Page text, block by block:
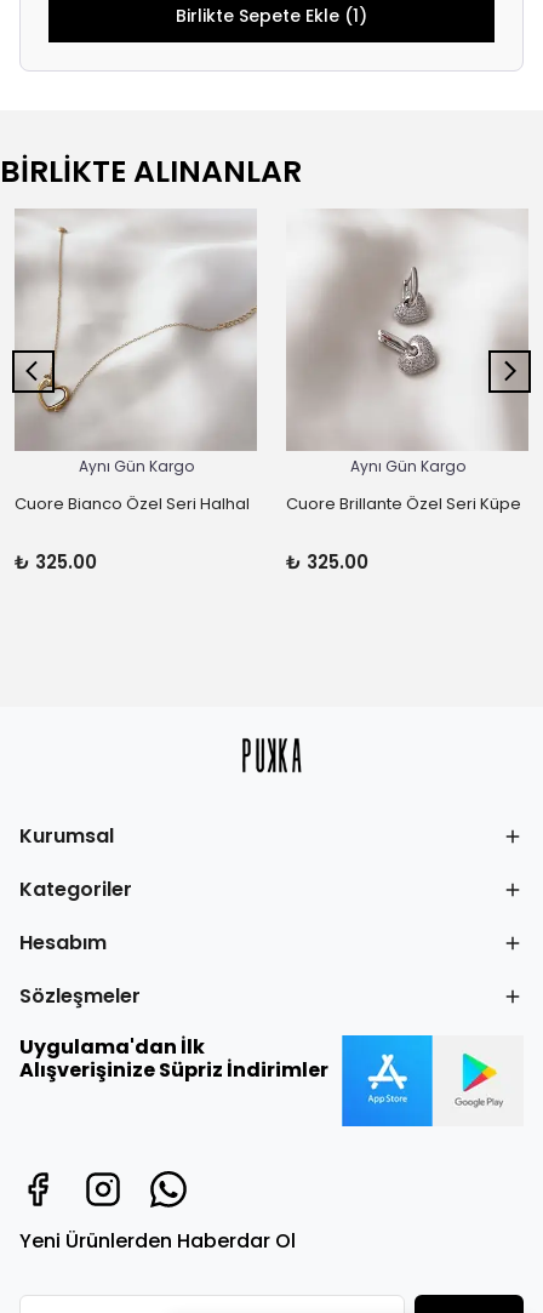
Birlikte Sepete Ekle (1)
BİRLİKTE ALINANLAR
Aynı Gün Kargo
Cuore Bianco Özel Seri Halhal
₺ 325.00
Aynı Gün Kargo
Cuore Brillante Özel Seri Küpe
₺ 325.00
Kurumsal
Kategoriler
Hesabım
Sözleşmeler
Uygulama'dan İlk
Alışverişinize Süpriz İndirimler
Yeni Ürünlerden Haberdar Ol